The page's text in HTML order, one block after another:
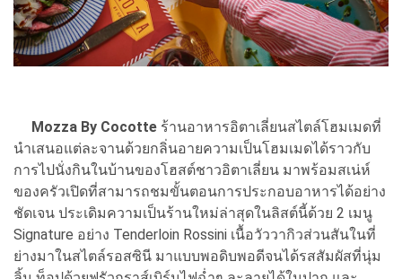
Mozza By Cocotte ร้านอาหารอิตาเลี่ยนสไตล์โฮมเมดที่
นำเสนอแต่ละจานด้วยกลิ่นอายความเป็นโฮมเมดได้ราวกับ
การไปนั่งกินในบ้านของโฮสต์ชาวอิตาเลี่ยน มาพร้อมสเน่ห์
ของครัวเปิดที่สามารถชมขั้นตอนการประกอบอาหารได้อย่าง
ชัดเจน ประเดิมความเป็นร้านใหม่ล่าสุดในลิสต์นี้ด้วย 2 เมนู
Signature อย่าง Tenderloin Rossini เนื้อวัววากิวส่วนสันในที่
ย่างมาในสไตล์รอสซินี มาแบบพอดิบพอดีจนได้รสสัมผัสที่นุ่ม